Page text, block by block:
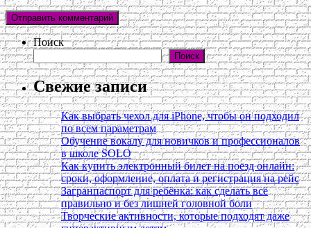
Поиск
Поиск
Свежие записи
Как выбрать чехол для iPhone, чтобы он подходил
по всем параметрам
Обучение вокалу для новичков и профессионалов
в школе SOLO
Как купить электронный билет на поезд онлайн:
сроки, оформление, оплата и регистрация на рейс
Загранпаспорт для ребёнка: как сделать всё
правильно и без лишней головной боли
Творческие активности, которые подходят даже